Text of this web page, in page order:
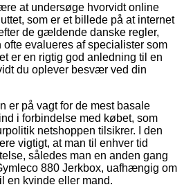
at undersøge hvorvidt online
som er et billede på at internet
de gældende danske regler,
evalueres af specialister som
er en rigtig god anledning til en
du oplever besvær ved din
er på vagt for de mest basale
i forbindelse med købet, som
netshoppen tilsikrer. I den
vigtigt, at man til enhver tid
således man en anden gang
880 Jerkbox, uafhængig om
en kvinde eller mand.